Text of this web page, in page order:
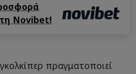
Novibet!
πραγματοποιεί